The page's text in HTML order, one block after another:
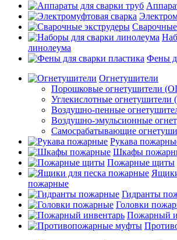
линолеума
Фены
Огнетушители
Порошковые огнетушители
Углекислотные огнетушители
Воздушно-пенные
Воздушно-эмульсионные
Самосрабатывающие
Рукава
Шкафы
Пожарные щиты
пожарные
Гидранты
Головки
Пожарный